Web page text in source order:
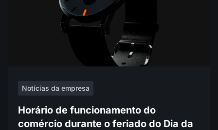
Notícias da empresa
Horário de funcionamento do
comércio durante o feriado do Dia da